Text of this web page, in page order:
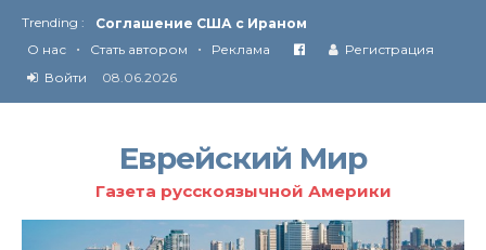
Trending :
Соглашение США с Ираном
Технология Революции в Иране
О нас • Стать автором • Реклама
Регистрация
Войти
08.06.2026
Еврейский Мир
Газета русскоязычной Америки